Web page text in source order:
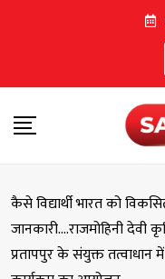
कैसे विद्यार्थी भारत को
जानकारी….राजमोहिनी देवी
प्रतापपुर के संयुक्त तत्वाधान